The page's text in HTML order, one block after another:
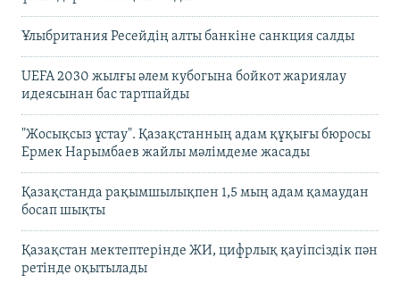
Ұлыбритания Ресейдің алты банкіне санкция салды
UEFA 2030 жылғы әлем кубогына бойкот жариялау
идеясынан бас тартпайды
"Жосықсыз ұстау". Қазақстанның адам құқығы бюросы
Ермек Нарымбаев жайлы мәлімдеме жасады
Қазақстанда рақымшылықпен 1,5 мың адам қамаудан
босап шықты
Қазақстан мектептерінде ЖИ, цифрлық қауіпсіздік пән
ретінде оқытылады